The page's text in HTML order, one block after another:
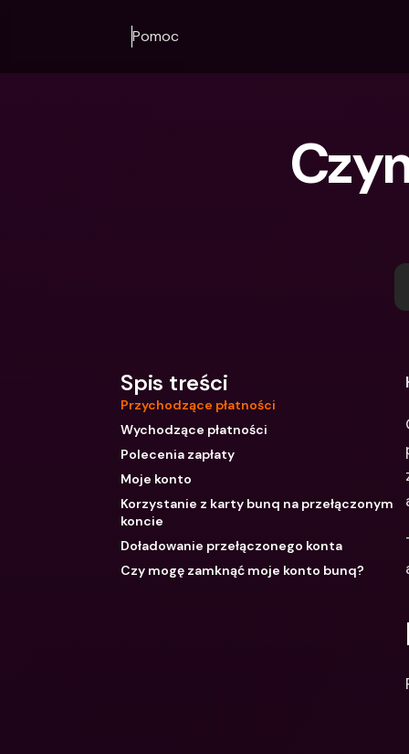
Pomoc
Spis treści
Przychodzące płatności
Wychodzące płatności
Polecenia zapłaty
Moje konto
Korzystanie z karty bunq na przełączonym
koncie
Doładowanie przełączonego konta
Czy mogę zamknąć moje konto bunq?